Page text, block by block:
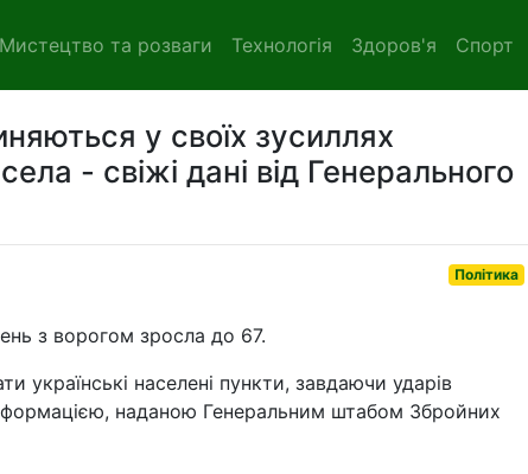
Мистецтво та розваги Технологія Здоров'я Спорт
у своїх зусиллях
- свіжі дані від Генерального
Політика
з ворогом зросла до 67.
українські населені пункти, завдаючи ударів
наданою Генеральним штабом Збройних